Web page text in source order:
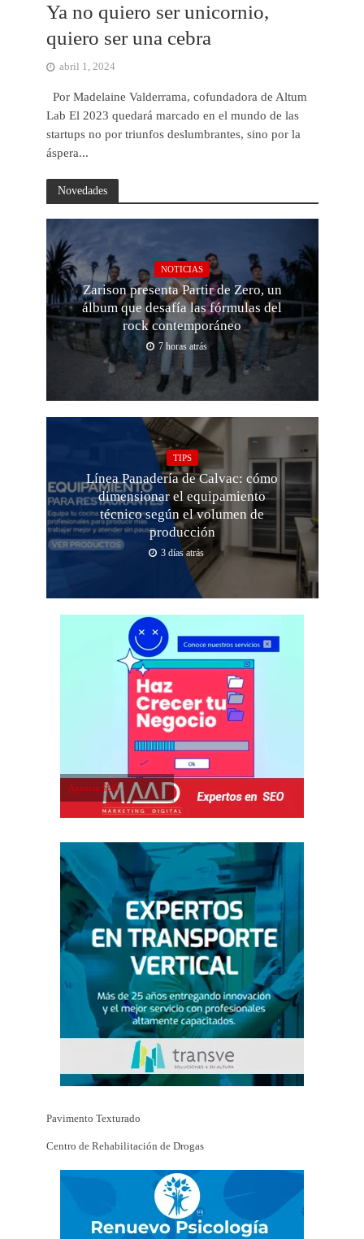
Ya no quiero ser unicornio,
quiero ser una cebra
abril 1, 2024
Por Madelaine Valderrama, cofundadora de Altum
Lab El 2023 quedará marcado en el mundo de las
startups no por triunfos deslumbrantes, sino por la
áspera...
Novedades
NOTICIAS
Zarison presenta Partir de Zero, un
álbum que desafía las fórmulas del
rock contemporáneo
7 horas atrás
TIPS
Línea Panadería de Calvac: cómo
dimensionar el equipamiento
técnico según el volumen de
producción
3 días atrás
Agencia SEO
Pavimento Texturado
Centro de Rehabilitación de Drogas